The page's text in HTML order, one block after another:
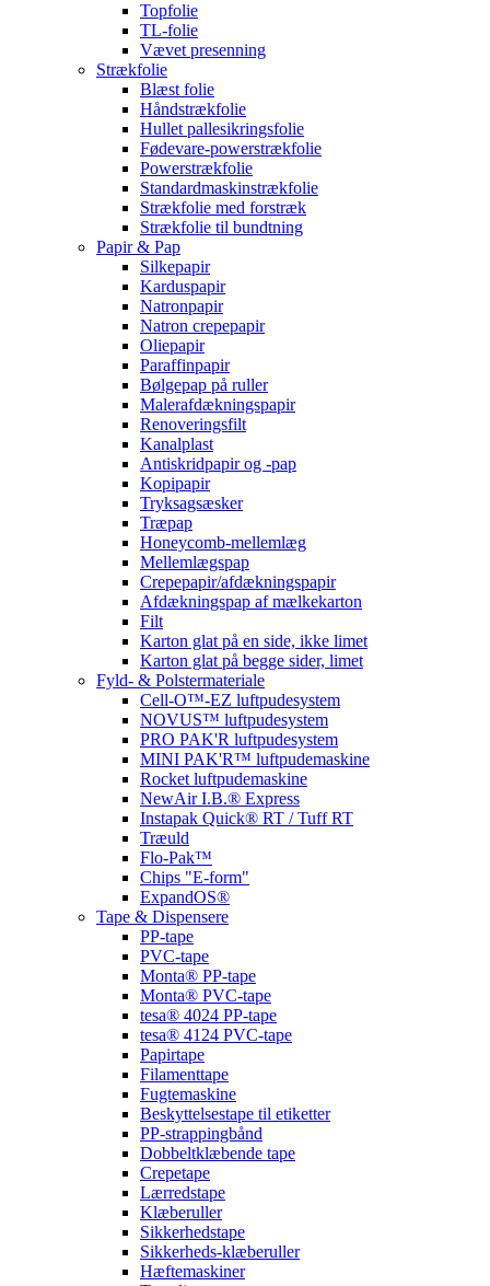
Topfolie
TL-folie
Vævet presenning
Strækfolie
Blæst folie
Håndstrækfolie
Hullet pallesikringsfolie
Fødevare-powerstrækfolie
Powerstrækfolie
Standardmaskinstrækfolie
Strækfolie med forstræk
Strækfolie til bundtning
Papir & Pap
Silkepapir
Karduspapir
Natronpapir
Natron crepepapir
Oliepapir
Paraffinpapir
Bølgepap på ruller
Malerafdækningspapir
Renoveringsfilt
Kanalplast
Antiskridpapir og -pap
Kopipapir
Tryksagsæsker
Træpap
Honeycomb-mellemlæg
Mellemlægspap
Crepepapir/afdækningspapir
Afdækningspap af mælkekarton
Filt
Karton glat på en side, ikke limet
Karton glat på begge sider, limet
Fyld- & Polstermateriale
Cell-O™-EZ luftpudesystem
NOVUS™ luftpudesystem
PRO PAK'R luftpudesystem
MINI PAK'R™ luftpudemaskine
Rocket luftpudemaskine
NewAir I.B.® Express
Instapak Quick® RT / Tuff RT
Træuld
Flo-Pak™
Chips "E-form"
ExpandOS®
Tape & Dispensere
PP-tape
PVC-tape
Monta® PP-tape
Monta® PVC-tape
tesa® 4024 PP-tape
tesa® 4124 PVC-tape
Papirtape
Filamenttape
Fugtemaskine
Beskyttelsestape til etiketter
PP-strappingbånd
Dobbeltklæbende tape
Crepetape
Lærredstape
Klæberuller
Sikkerhedstape
Sikkerheds-klæberuller
Hæftemaskiner